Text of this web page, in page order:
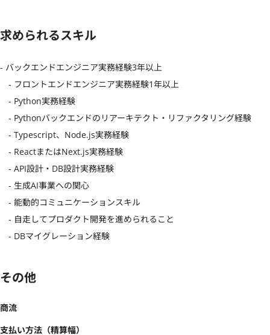
求められるスキル
- バックエンドエンジニア実務経験3年以上
- フロントエンドエンジニア実務経験1年以上
- Python実務経験
- Pythonバックエンドのリアーキテクト・リファクタリング経験
- Typescript、Node.js実務経験
- ReactまたはNext.js実務経験
- API設計・DB設計実務経験
- 生成AI事業への関心
- 能動的コミュニケーションスキル
- 自走してプロダクト開発を進められること
- DBマイグレーション経験
その他
商流
支払い方法（精算幅）